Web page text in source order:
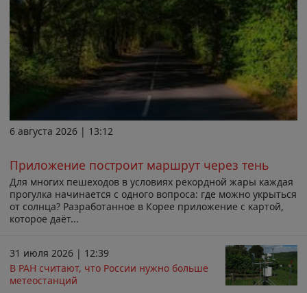
6 августа 2026 | 13:12
Приложение построит маршрут через тень
Для многих пешеходов в условиях рекордной жары каждая
прогулка начинается с одного вопроса: где можно укрыться
от солнца? Разработанное в Корее приложение с картой,
которое даёт...
31 июля 2026 | 12:39
В РАН считают, что России нужно больше
метеостанций